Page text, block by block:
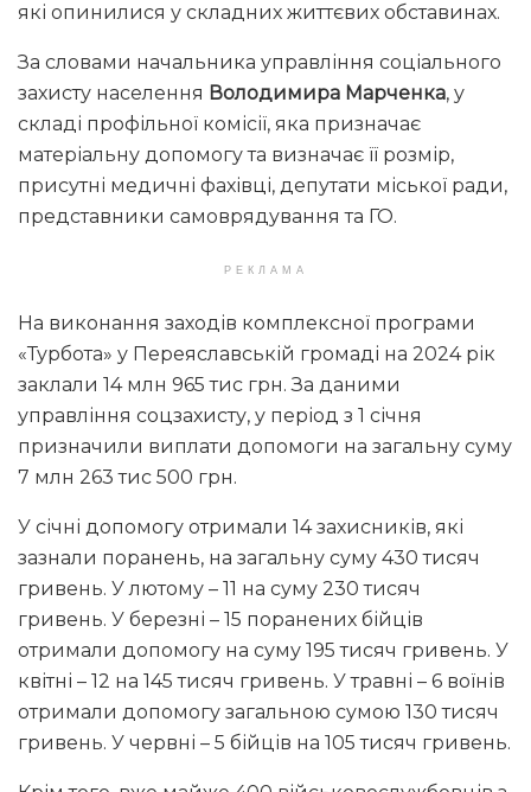
які опинилися у складних життєвих обставинах.
За словами начальника управління соціального
захисту населення Володимира Марченка, у
складі профільної комісії, яка призначає
матеріальну допомогу та визначає її розмір,
присутні медичні фахівці, депутати міської ради,
представники самоврядування та ГО.
РЕКЛАМА
На виконання заходів комплексної програми
«Турбота» у Переяславській громаді на 2024 рік
заклали 14 млн 965 тис грн. За даними
управління соцзахисту, у період з 1 січня
призначили виплати допомоги на загальну суму
7 млн 263 тис 500 грн.
У січні допомогу отримали 14 захисників, які
зазнали поранень, на загальну суму 430 тисяч
гривень. У лютому – 11 на суму 230 тисяч
гривень. У березні – 15 поранених бійців
отримали допомогу на суму 195 тисяч гривень. У
квітні – 12 на 145 тисяч гривень. У травні – 6 воїнів
отримали допомогу загальною сумою 130 тисяч
гривень. У червні – 5 бійців на 105 тисяч гривень.